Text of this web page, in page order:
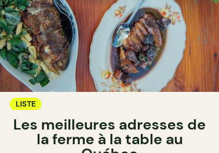
LISTE
Les meilleures adresses de
la ferme à la table au